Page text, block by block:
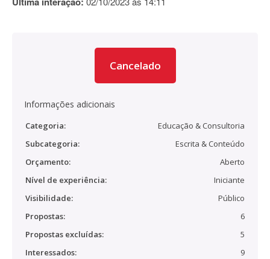
Cancelado
Informações adicionais
Categoria:
Educação & Consultoria
Subcategoria:
Escrita & Conteúdo
Orçamento:
Aberto
Nível de experiência:
Iniciante
Visibilidade:
Público
Propostas:
6
Propostas excluídas:
5
Interessados:
9